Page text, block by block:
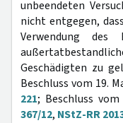
unbeendeten
nicht entgegen,
Verwendung des
Geschädigten zu
Beschluss vom 19.
221; Beschluss
367/12, NStZ-RR